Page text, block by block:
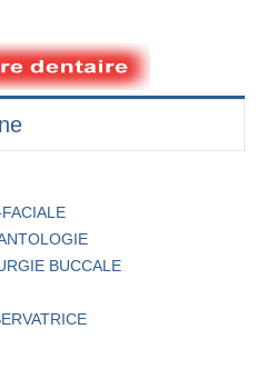
BUCCALE